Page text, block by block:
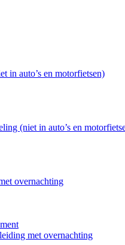
in auto’s en motorfietsen)
(niet in auto’s en
overnachting
met overnachting